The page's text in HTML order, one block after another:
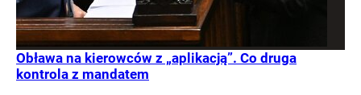
Obława na kierowców z „aplikacją”. Co druga
kontrola z mandatem